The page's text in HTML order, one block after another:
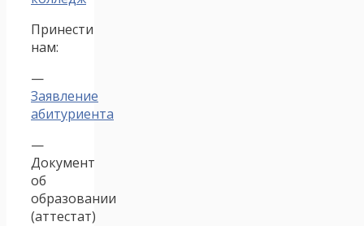
Принести
нам:
—
Заявление
абитуриента
—
Документ
об
образовании
(аттестат)